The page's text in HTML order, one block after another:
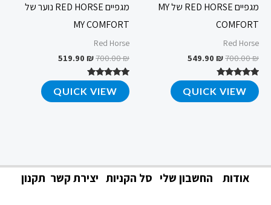
מגפיים RED HORSE של MY
COMFORT
Red Horse
700.00₪
549.90 ₪
דורג
4.72
מתוך 5
QUICK VIEW
מגפיים RED HORSE נוער של
MY COMFORT
Red Horse
700.00₪
519.90 ₪
דורג
4.76
מתוך 5
QUICK VIEW
אודות החשבון שלי סל הקניות יצירת קשר תקנון